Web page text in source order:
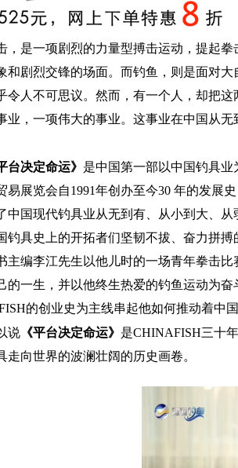
，是一项剧烈的力量型搏击运动，提起
和剧烈交锋的场面。而钓鱼，则是面对
令人不可思议。然而，有一个人，却把
业，一项伟大的事业。这事业在中国从
台决定命运》 是中国第一部以中国钓具
易展览会自1991年创办至今30 年的发展
中国现代钓具业从无到有、从小到大、
钓具史上的开拓者们坚韧不拔、奋力拼搏
主编李江先生以他儿时的一场青年拳击
的一生，并以他终生热爱的钓鱼运动为
的创业史为主线串起他如何推动着中
说 《平台决定命运》 是CHINAFISH三十
走向世界的波澜壮阔的历史画卷。